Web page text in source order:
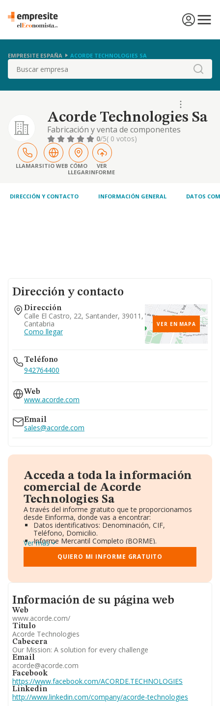
EMPRESITE ESPAÑA ACORDE TECHNOLOGIES SA
Buscar
Acorde Technologies Sa
Fabricación y venta de componentes
electrónicos para satélites.
0/5( 0 votos)
LLAMARSITIO WEB CÓMO
LLEGAR
VER
INFORME
DIRECCIÓN Y CONTACTO INFORMACIÓN GENERAL DATOS
Dirección y contacto
Dirección
Calle El Castro, 22, Santander, 39011,
Cantabria
Como llegar
VER EN MAPA
Teléfono
942764400
Web
www.acorde.com
Email
sales@acorde.com
Acceda a toda la información
comercial de Acorde
Technologies Sa
A través del informe gratuito que te proporcionamos
desde Einforma, donde vas a encontrar:
Datos identificativos: Denominación, CIF,
Teléfono, Domicilio.
Informe Mercantil Completo (BORME).
Gráficos de Evolución Ventas y Empleados.
Consejo de Administración y Administradores.
Directivos y Ejecutivos.
Información oficial y registral complementaria.
Ver más
QUIERO MI INFORME GRATUITO
Informacion de su página web
Información de su página web
Web
www.acorde.com/
Titulo
Acorde Technologies
Cabecera
Our Mission: A solution for every challenge
Email
acorde@acorde.com
Facebook
https://www.facebook.com/ACORDE.TECHNOLOGIES
Linkedin
http://www.linkedin.com/company/acorde-technologies